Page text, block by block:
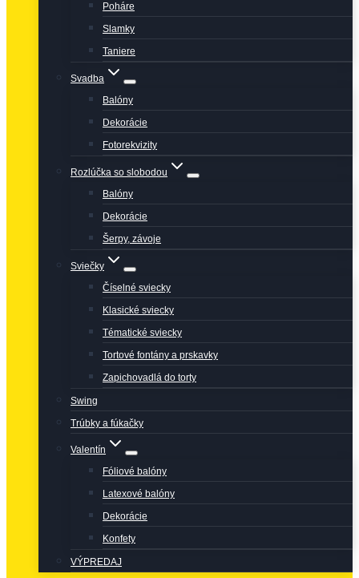
Poháre
Slamky
Taniere
Svadba
Balóny
Dekorácie
Fotorekvizity
Rozlúčka so slobodou
Balóny
Dekorácie
Šerpy, závoje
Sviečky
Číselné sviecky
Klasické sviecky
Tématické sviecky
Tortové fontány a prskavky
Zapichovadlá do torty
Swing
Trúbky a fúkačky
Valentín
Fóliové balóny
Latexové balóny
Dekorácie
Konfety
VÝPREDAJ